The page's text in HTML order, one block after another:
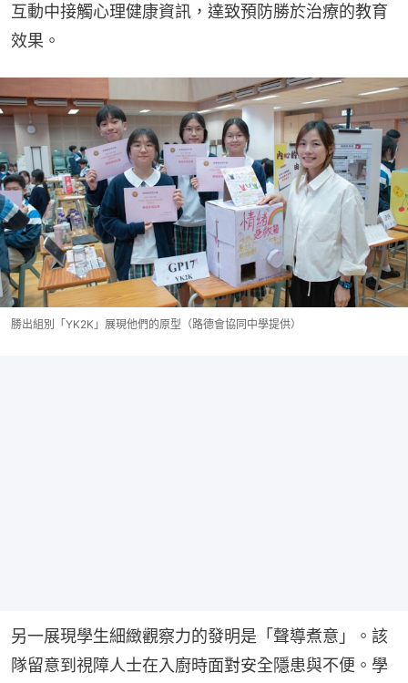
互動中接觸心理健康資訊，達致預防勝於治療的教育
效果。
勝出組別「YK2K」展現他們的原型（路德會協同中學提供）
另一展現學生細緻觀察力的發明是「聲導煮意」。該
隊留意到視障人士在入廚時面對安全隱患與不便。學